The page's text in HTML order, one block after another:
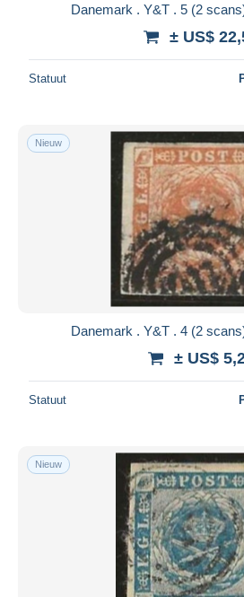
Danemark . Y&T . 5 (2
± US$
Statuut
Nieuw
Danemark . Y&T . 4 (2
± US$
Statuut
Nieuw